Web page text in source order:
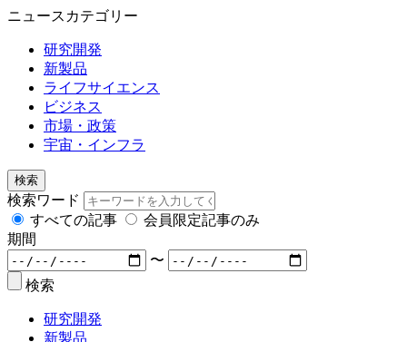
ニュースカテゴリー
研究開発
新製品
ライフサイエンス
ビジネス
市場・政策
宇宙・インフラ
検索
検索ワード
すべての記事
会員限定記事のみ
期間
〜
検索
研究開発
新製品